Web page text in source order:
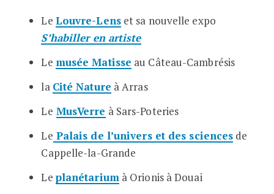
Le Louvre-Lenset sa nouvelle expo
S’habiller en artiste
Le musée Matisse au Câteau-Cambrésis
la Cité Nature à Arras
Le MusVerre à Sars-Poteries
Le Palais de l’univers et des sciences de
Cappelle-la-Grande
Le planétariumà Orionis à Douai